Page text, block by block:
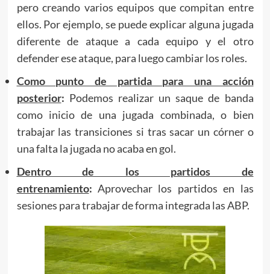
pero creando varios equipos que compitan entre
ellos. Por ejemplo, se puede explicar alguna jugada
diferente de ataque a cada equipo y el otro
defender ese ataque, para luego cambiar los roles.
Como punto de partida para una acción
posterior: Podemos realizar un saque de banda
como inicio de una jugada combinada, o bien
trabajar las transiciones si tras sacar un córner o
una falta la jugada no acaba en gol.
Dentro de los partidos de
entrenamiento: Aprovechar los partidos en las
sesiones para trabajar de forma integrada las ABP.